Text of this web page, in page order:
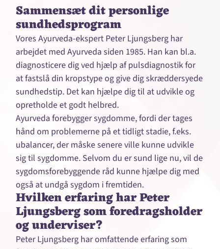
Sammensæt dit personlige
sundhedsprogram
Vores Ayurveda-ekspert Peter Ljungsberg har
arbejdet med Ayurveda siden 1985. Han kan bl.a.
diagnosticere dig ved hjælp af pulsdiagnostik for
at fastslå din kropstype og give dig skræddersyede
sundhedstip. Det kan hjælpe dig til at udvikle og
opretholde et godt helbred.
Ayurveda forebygger sygdomme, fordi der tages
hånd om problemerne på et tidligt stadie, f.eks.
ubalancer, der måske senere ville kunne udvikle
sig til sygdomme. Selvom du er sund lige nu, vil de
sygdomsforebyggende råd kunne hjælpe dig med
også at undgå sygdom i fremtiden.
Hvilken erfaring har Peter
Ljungsberg som foredragsholder
og underviser?
Peter Ljungsberg har omfattende erfaring som